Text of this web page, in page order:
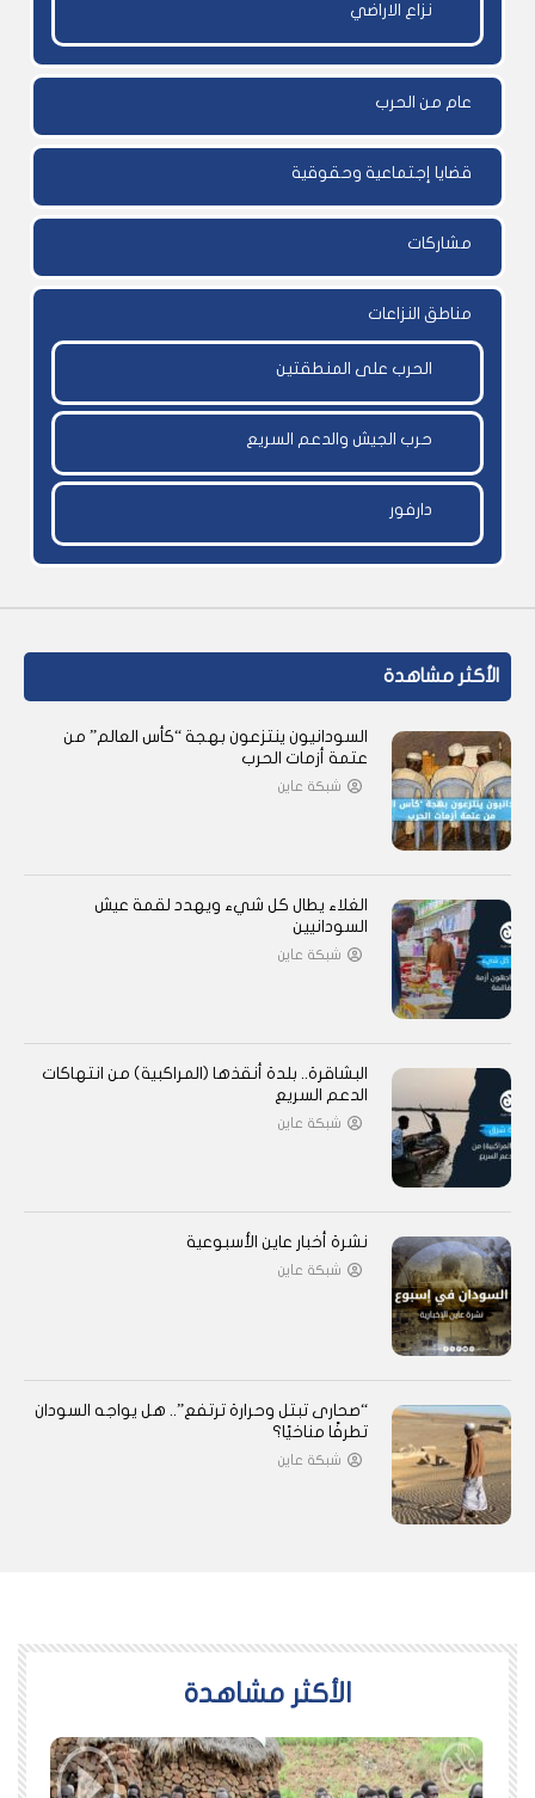
نزاع الاراضي
عام من الحرب
قضايا إجتماعية وحقوقية
مشاركات
مناطق النزاعات
الحرب على المنطقتين
حرب الجيش والدعم السريع
دارفور
الأكثر مشاهدة
السودانيون ينتزعون بهجة “كأس العالم” من
عتمة أزمات الحرب
شبكة عاين
الغلاء يطال كل شيء ويهدد لقمة عيش
السودانيين
شبكة عاين
البشاقرة.. بلدة أنقذها (المراكبية) من انتهاكات
الدعم السريع
شبكة عاين
نشرة أخبار عاين الأسبوعية
شبكة عاين
“صحارى تبتل وحرارة ترتفع”.. هل يواجه السودان
تطرفًا مناخيًا؟
شبكة عاين
اﻷكثر مشاهدة